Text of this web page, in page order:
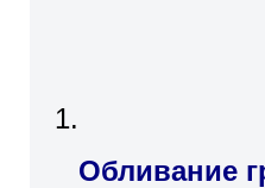
1.
Обливание